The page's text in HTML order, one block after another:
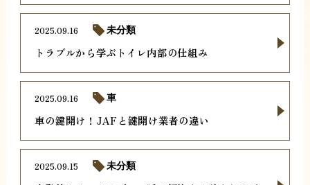
トラブルから学ぶトイレ内部の仕組み
2025.09.16 未分類
車の鍵開け！JAFと鍵開け業者の違い
2025.09.16 車
2025.09.15 未分類